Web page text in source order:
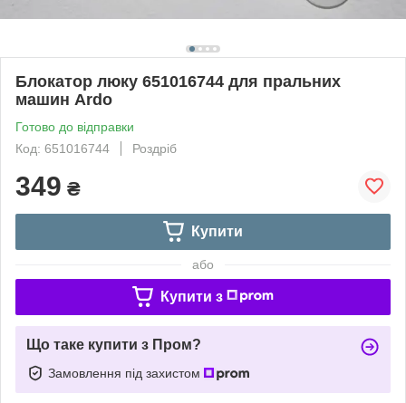
Блокатор люку 651016744 для пральних
машин Ardo
Готово до відправки
Код: 651016744
Роздріб
349 ₴
Купити
або
Купити з
Що таке купити з Пром?
Замовлення під захистом